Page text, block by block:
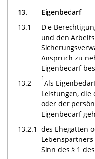
13.
Eigenbedarf
13.1
Die
und den
Anspruch zu
Eigenbedarf
13.2
1
Als
Leistungen, die
oder der
Eigenbedarf
13.2.1 des Ehegatten
Sinn des § 1